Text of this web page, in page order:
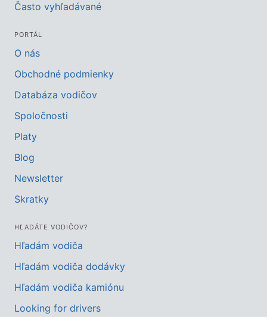
Často vyhľadávané
PORTÁL
O nás
Obchodné podmienky
Databáza vodičov
Spoločnosti
Platy
Blog
Newsletter
Skratky
HĽADÁTE VODIČOV?
Hľadám vodiča
Hľadám vodiča dodávky
Hľadám vodiča kamiónu
Looking for drivers